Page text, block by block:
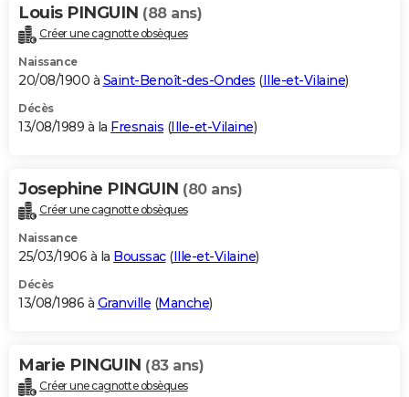
Louis PINGUIN (88 ans)
Créer une cagnotte obsèques
Naissance
20/08/1900 à Saint-Benoît-des-Ondes (Ille-et-Vilaine)
Décès
13/08/1989 à la Fresnais (Ille-et-Vilaine)
Josephine PINGUIN (80 ans)
Créer une cagnotte obsèques
Naissance
25/03/1906 à la Boussac(Ille-et-Vilaine)
Décès
13/08/1986 à Granville (Manche)
Marie PINGUIN (83 ans)
Créer une cagnotte obsèques